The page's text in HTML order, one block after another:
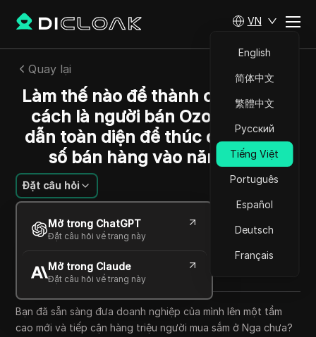
VN
English
简体中文
繁體中文
Русский
Tiếng Việt
Português
Español
Deutsch
Français
Quay lại
Làm thế nào để thành công với tư
cách là người bán Ozon: Hướng
dẫn toàn diện để thúc đẩy doanh
số bán hàng vào năm 2025
Đặt câu hỏi
Mở trong ChatGPT
Đặt câu hỏi về trang này
Mở trong Claude
Đặt câu hỏi về trang này
Emily Grace
27 Th09 2025 8
Đọc trong giây phút
Copy Link
Bạn đã sẵn sàng đưa doanh nghiệp của mình lên một tầm
cao mới và tiếp cận hàng triệu người mua sắm ở Nga chưa?